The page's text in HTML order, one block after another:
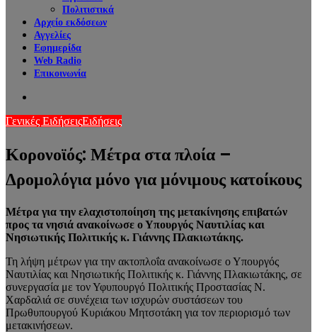
Πολιτιστικά
Αρχείο εκδόσεων
Αγγελίες
Εφημερίδα
Web Radio
Επικοινωνία
Γενικές ΕιδήσειςΕιδήσεις
Κορονοϊός: Μέτρα στα πλοία –
Δρομολόγια μόνο για μόνιμους κατοίκους
Μέτρα για την ελαχιστοποίηση της μετακίνησης επιβατών
προς τα νησιά ανακοίνωσε ο Υπουργός Ναυτιλίας και
Νησιωτικής Πολιτικής κ. Γιάννης Πλακιωτάκης.
Τη λήψη μέτρων για την ακτοπλοΐα ανακοίνωσε ο Υπουργός
Ναυτιλίας και Νησιωτικής Πολιτικής κ. Γιάννης Πλακιωτάκης, σε
συνεργασία με τον Υφυπουργό Πολιτικής Προστασίας Ν.
Χαρδαλιά σε συνέχεια των ισχυρών συστάσεων του
Πρωθυπουργού Κυριάκου Μητσοτάκη για τον περιορισμό των
μετακινήσεων.